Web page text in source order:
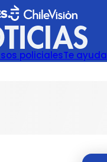
policialesTe ayuda